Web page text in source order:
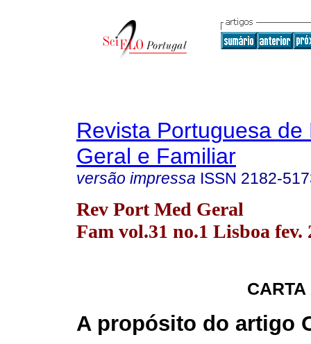
Revista Portuguesa de
Geral e Familiar
versão impressa ISSN 2182-
Rev Port Med Geral
Fam vol.31 no.1 Lisboa fev.
A propósito do artigo